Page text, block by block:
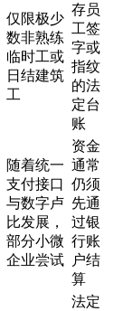
仅限极少
数非熟练
临时工或
日结建筑
工
存员
工签
字或
指纹
的法
定台
账
随着统一
支付接口
与数字卢
比发展，
部分小微
企业尝试
资金
通常
仍须
先通
过银
行账
户结
算
法定